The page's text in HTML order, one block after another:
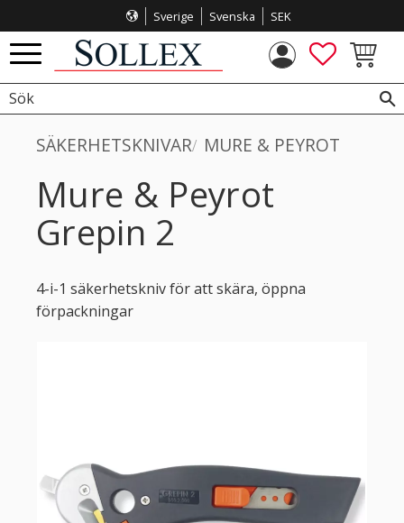
Meny
Sverige Svenska SEK
FAVORITER
SÄKERHETSKNIVAR MURE & PEYROT
Mure & Peyrot
Grepin 2
4-i-1 säkerhetskniv för att skära, öppna
förpackningar